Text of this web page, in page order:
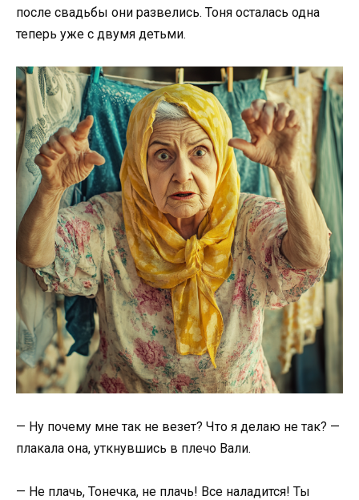
после свадьбы они развелись. Тоня осталась одна
теперь уже с двумя детьми.
— Ну почему мне так не везет? Что я делаю не так? —
плакала она, уткнувшись в плечо Вали.
— Не плачь, Тонечка, не плачь! Все наладится! Ты